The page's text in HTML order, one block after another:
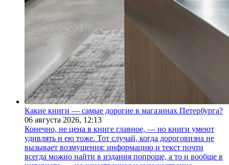
Какие книги — самые дорогие в магазинах Петербурга?
06 августа 2026, 12:13
Конечно, не цена в книге главное, — но книги умеют
удивлять и ею тоже. Тот случай, когда дороговизна не
вызывает возмущения: информацию и текст почти
всегда можно найти в издания попроще, а то и вообще в